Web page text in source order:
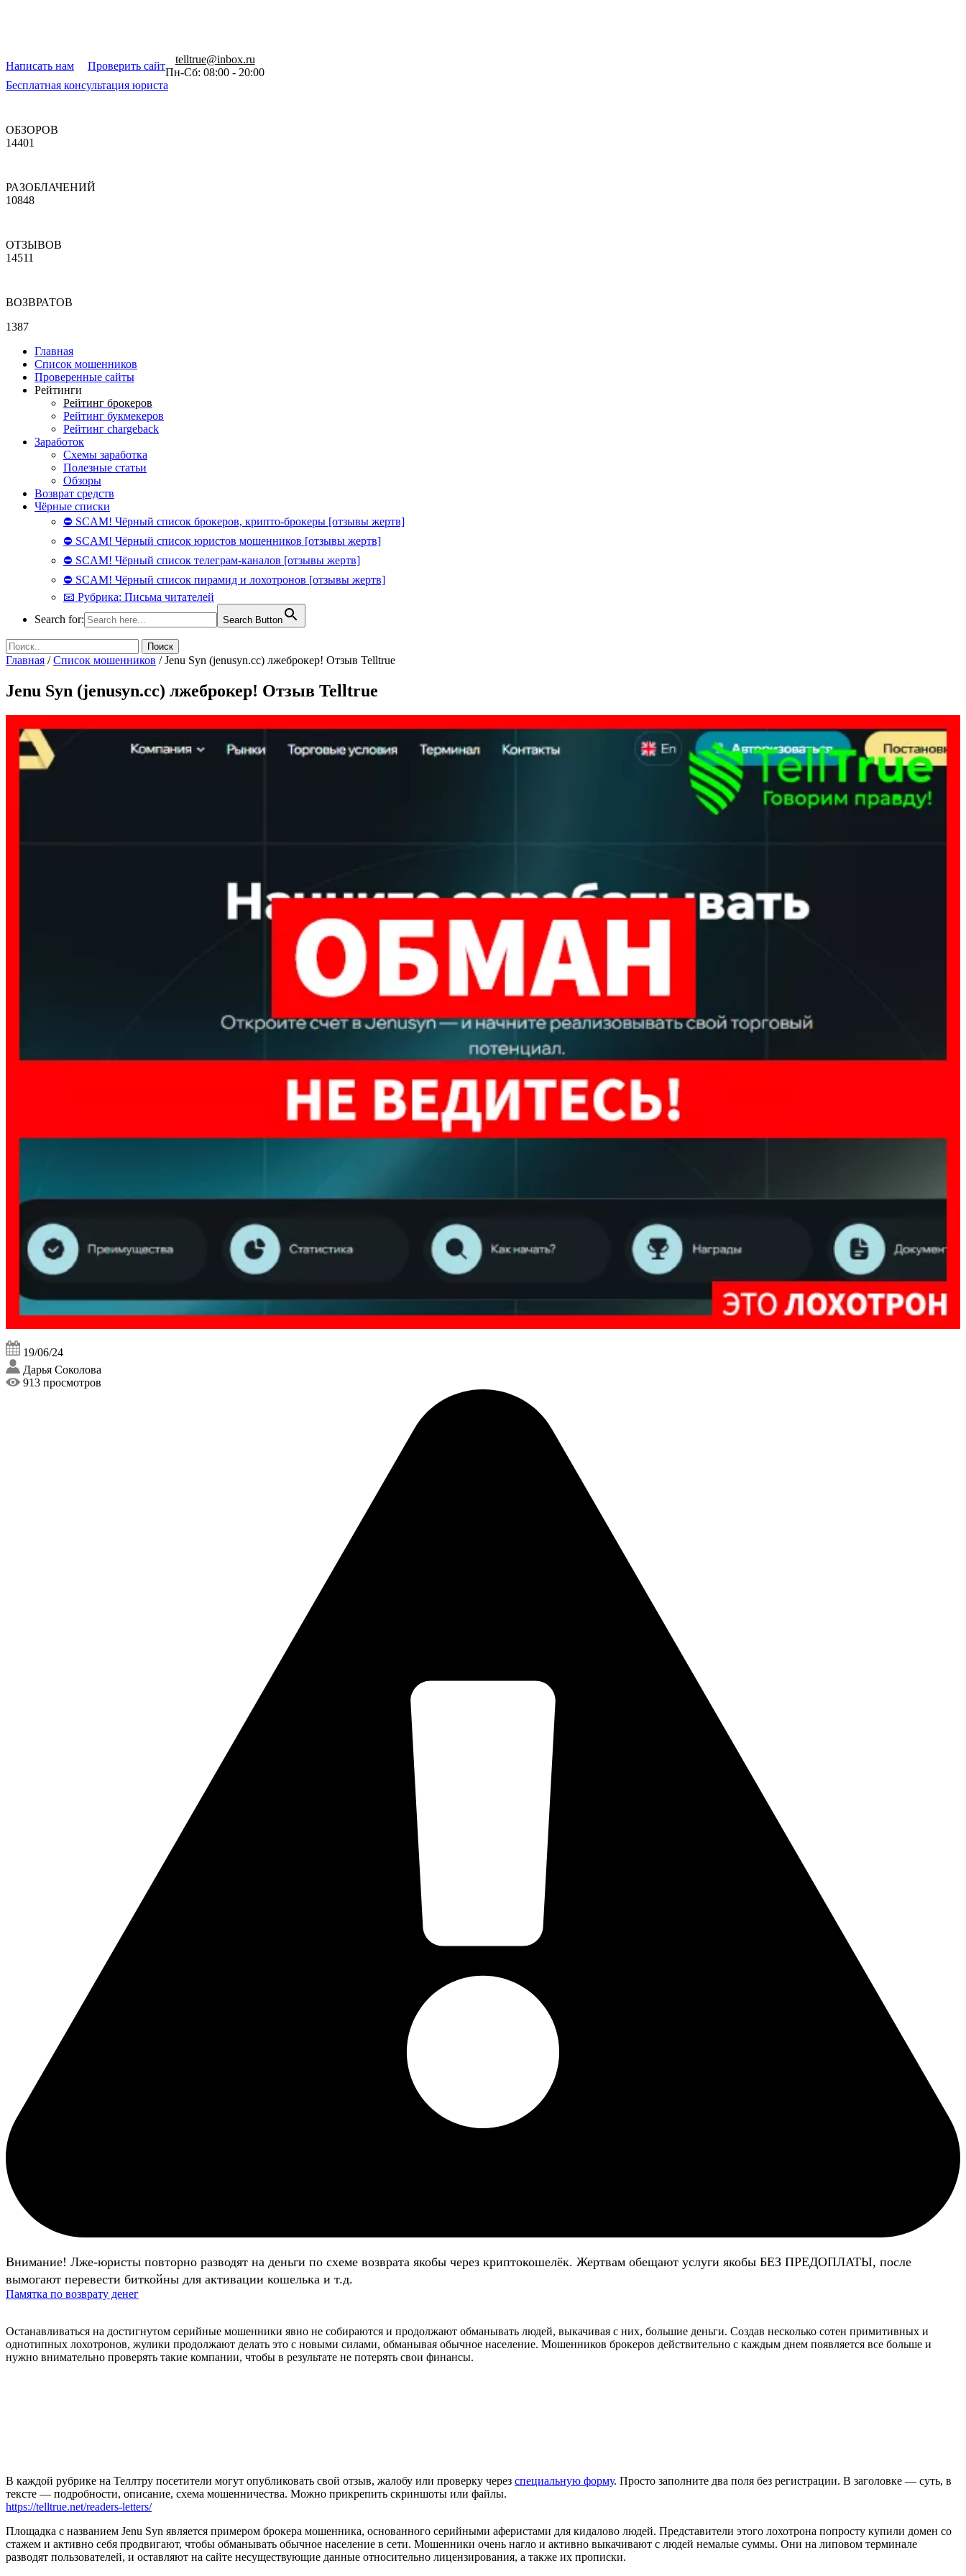
Написать нам Проверить сайт
telltrue@inbox.ru
Пн-Сб: 08:00 - 20:00
Бесплатная консультация юриста
ОБЗОРОВ
14401
РАЗОБЛАЧЕНИЙ
10848
ОТЗЫВОВ
14511
ВОЗВРАТОВ
1387
Главная
Список мошенников
Проверенные сайты
Рейтинги
Рейтинг брокеров
Рейтинг букмекеров
Рейтинг chargeback
Заработок
Схемы заработка
Полезные статьи
Обзоры
Возврат средств
Чёрные списки
⛔ SCAM! Чёрный список брокеров, крипто-брокеры [отзывы жертв]
⛔ SCAM! Чёрный список юристов мошенников [отзывы жертв]
⛔ SCAM! Чёрный список телеграм-каналов [отзывы жертв]
⛔ SCAM! Чёрный список пирамид и лохотронов [отзывы жертв]
📧 Рубрика: Письма читателей
Search for:
Search Button
Главная /Список мошенников /Jenu Syn (jenusyn.cc) лжеброкер! Отзыв Telltrue
Jenu Syn (jenusyn.cc) лжеброкер! Отзыв Telltrue
19/06/24
Дарья Соколова
913 просмотров
Внимание! Лже-юристы повторно разводят на деньги по схеме возврата якобы через криптокошелёк. Жертвам обещают услуги якобы БЕЗ ПРЕДОПЛАТЫ, после
вымогают перевести биткойны для активации кошелька и т.д.
Памятка по возврату денег
Останавливаться на достигнутом серийные мошенники явно не собираются и продолжают обманывать людей, выкачивая с них, большие деньги. Создав несколько сотен примитивных и
однотипных лохотронов, жулики продолжают делать это с новыми силами, обманывая обычное население. Мошенников брокеров действительно с каждым днем появляется все больше и
нужно внимательно проверять такие компании, чтобы в результате не потерять свои финансы.
В каждой рубрике на Теллтру посетители могут опубликовать свой отзыв, жалобу или проверку через специальную форму. Просто заполните два поля без регистрации. В заголовке — суть, в
тексте — подробности, описание, схема мошенничества. Можно прикрепить скриншоты или файлы.
https://telltrue.net/readers-letters/
Площадка с названием Jenu Syn является примером брокера мошенника, основанного серийными аферистами для кидалово людей. Представители этого лохотрона попросту купили домен со
стажем и активно себя продвигают, чтобы обманывать обычное население в сети. Мошенники очень нагло и активно выкачивают с людей немалые суммы. Они на липовом терминале
разводят пользователей, и оставляют на сайте несуществующие данные относительно лицензирования, а также их прописки.